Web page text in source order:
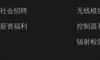
社会招聘
薪资福利
无线模
控制器
辐射检